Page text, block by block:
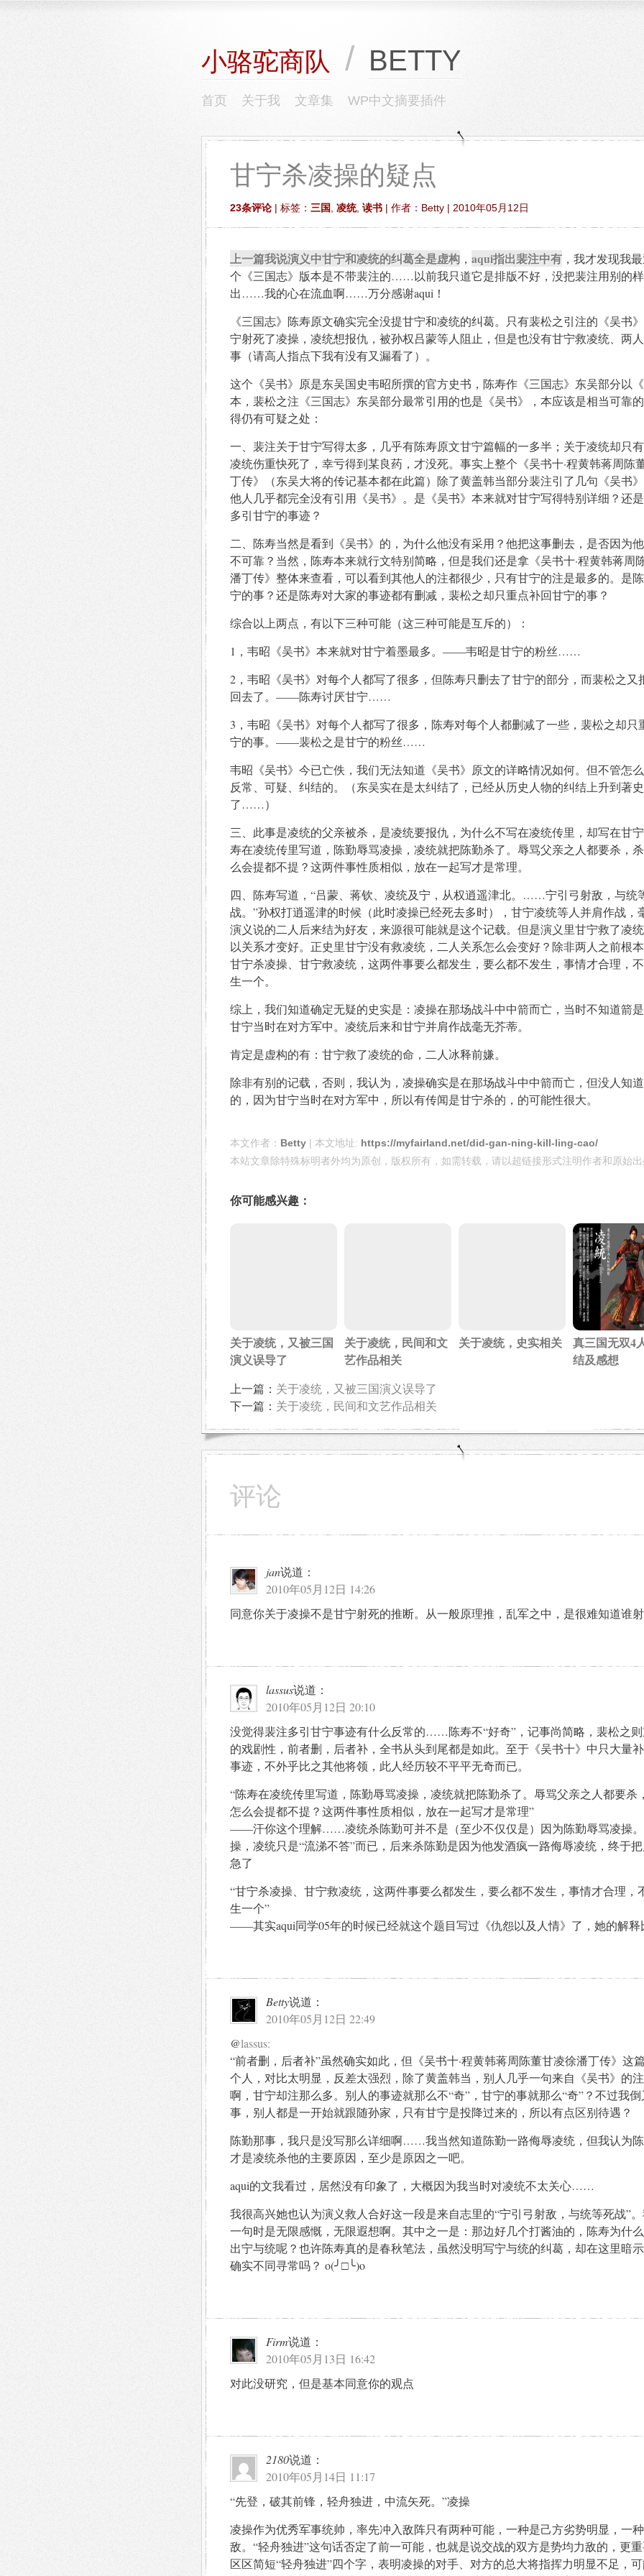
小骆驼商队 / BETTY
首页 关于我 文章集 WP中文摘要插件
甘宁杀凌操的疑点
23条评论| 标签： 三国 凌统, 读书| 作者：Betty | 2010年05月12日
上一篇我说演义中甘宁和凌统的纠葛全是虚构， aqui指出裴注中有，我才发现我
个《三国志》版本是不带裴注的……以前我只道它是排版不好，没把裴注用别的
出……我的心在流血啊……万分感谢aqui！
《三国志》陈寿原文确实完全没提甘宁和凌统的纠葛。只有裴松之引注的《吴书
宁射死了凌操，凌统想报仇，被孙权吕蒙等人阻止，但是也没有甘宁救凌统、两
事（请高人指点下我有没有又漏看了）。
这个《吴书》原是东吴国史韦昭所撰的官方史书，陈寿作《三国志》东吴部分以
本，裴松之注《三国志》东吴部分最常引用的也是《吴书》，本应该是相当可靠
得仍有可疑之处：
一、裴注关于甘宁写得太多，几乎有陈寿原文甘宁篇幅的一多半；关于凌统却只
凌统伤重快死了，幸亏得到某良药，才没死。事实上整个《吴书十·程黄韩蒋周陈
丁传》（东吴大将的传记基本都在此篇）除了黄盖韩当部分裴注引了几句《吴书
他人几乎都完全没有引用《吴书》。是《吴书》本来就对甘宁写得特别详细？还
多引甘宁的事迹？
二、陈寿当然是看到《吴书》的，为什么他没有采用？他把这事删去，是否因为
不可靠？当然，陈寿本来就行文特别简略，但是我们还是拿《吴书十·程黄韩蒋周
潘丁传》整体来查看，可以看到其他人的注都很少，只有甘宁的注是最多的。是
宁的事？还是陈寿对大家的事迹都有删减，裴松之却只重点补回甘宁的事？
综合以上两点，有以下三种可能（这三种可能是互斥的）：
1，韦昭《吴书》本来就对甘宁着墨最多。——韦昭是甘宁的粉丝……
2，韦昭《吴书》对每个人都写了很多，但陈寿只删去了甘宁的部分，而裴松之又
回去了。——陈寿讨厌甘宁……
3，韦昭《吴书》对每个人都写了很多，陈寿对每个人都删减了一些，裴松之却只
宁的事。——裴松之是甘宁的粉丝……
韦昭《吴书》今已亡佚，我们无法知道《吴书》原文的详略情况如何。但不管怎
反常、可疑、纠结的。（东吴实在是太纠结了，已经从历史人物的纠结上升到著
了……）
三、此事是凌统的父亲被杀，是凌统要报仇，为什么不写在凌统传里，却写在甘
寿在凌统传里写道，陈勤辱骂凌操，凌统就把陈勤杀了。辱骂父亲之人都要杀，
么会提都不提？这两件事性质相似，放在一起写才是常理。
四、陈寿写道，“吕蒙、蒋钦、凌统及宁，从权逍遥津北。……宁引弓射敌，与统
战。”孙权打逍遥津的时候（此时凌操已经死去多时），甘宁凌统等人并肩作战，
演义说的二人后来结为好友，来源很可能就是这个记载。但是演义里甘宁救了凌
以关系才变好。正史里甘宁没有救凌统，二人关系怎么会变好？除非两人之前根
甘宁杀凌操、甘宁救凌统，这两件事要么都发生，要么都不发生，事情才合理，
生一个。
综上，我们知道确定无疑的史实是：凌操在那场战斗中中箭而亡，当时不知道箭
甘宁当时在对方军中。凌统后来和甘宁并肩作战毫无芥蒂。
肯定是虚构的有：甘宁救了凌统的命，二人冰释前嫌。
除非有别的记载，否则，我认为，凌操确实是在那场战斗中中箭而亡，但没人知
的，因为甘宁当时在对方军中，所以有传闻是甘宁杀的，的可能性很大。
本文作者： Betty| 本文地址: https://myfairland.net/did-gan-ning-kill-ling-cao/
本站文章除特殊标明者外均为原创，版权所有，如需转载，请以超链接形式注明作者和原始
你可能感兴趣：
关于凌统，又被三国
演义误导了
关于凌统，民间和文
艺作品相关
关于凌统，史实相关
真三国无双4
结及感想
上一篇： 关于凌统，又被三国演义误导了
下一篇： 关于凌统，民间和文艺作品相关
评论
jan说道：
2010年05月12日 14:26
同意你关于凌操不是甘宁射死的推断。从一般原理推，乱军之中，是很难知道谁
lassus说道：
2010年05月12日 20:10
没觉得裴注多引甘宁事迹有什么反常的……陈寿不“好奇”，记事尚简略，裴松之
的戏剧性，前者删，后者补，全书从头到尾都是如此。至于《吴书十》中只大量
事迹，不外乎比之其他将领，此人经历较不平平无奇而已。
“陈寿在凌统传里写道，陈勤辱骂凌操，凌统就把陈勤杀了。辱骂父亲之人都要杀
怎么会提都不提？这两件事性质相似，放在一起写才是常理”
——汗你这个理解……凌统杀陈勤可并不是（至少不仅仅是）因为陈勤辱骂凌操
操，凌统只是“流涕不答”而已，后来杀陈勤是因为他发酒疯一路侮辱凌统，终于
急了
“甘宁杀凌操、甘宁救凌统，这两件事要么都发生，要么都不发生，事情才合理，
生一个”
——其实aqui同学05年的时候已经就这个题目写过《仇怨以及人情》了，她的解释
Betty说道：
2010年05月12日 22:49
@lassus:
“前者删，后者补”虽然确实如此，但《吴书十·程黄韩蒋周陈董甘凌徐潘丁传》这
个人，对比太明显，反差太强烈，除了黄盖韩当，别人几乎一句来自《吴书》的
啊，甘宁却注那么多。别人的事迹就那么不“奇”，甘宁的事就那么“奇”？不过我
事，别人都是一开始就跟随孙家，只有甘宁是投降过来的，所以有点区别待遇？
陈勤那事，我只是没写那么详细啊……我当然知道陈勤一路侮辱凌统，但我认为
才是凌统杀他的主要原因，至少是原因之一吧。
aqui的文我看过，居然没有印象了，大概因为我当时对凌统不太关心……
我很高兴她也认为演义救人合好这一段是来自志里的“宁引弓射敌，与统等死战”
一句时是无限感慨，无限遐想啊。其中之一是：那边好几个打酱油的，陈寿为什
出宁与统呢？也许陈寿真的是春秋笔法，虽然没明写宁与统的纠葛，却在这里暗
确实不同寻常吗？ o(╯□╰)o
Firm说道：
2010年05月13日 16:42
对此没研究，但是基本同意你的观点
2180说道：
2010年05月14日 11:17
“先登，破其前锋，轻舟独进，中流矢死。”凌操
凌操作为优秀军事统帅，率先冲入敌阵只有两种可能，一种是己方劣势明显，一
敌。“轻舟独进”这句话否定了前一可能，也就是说交战的双方是势均力敌的，更
区区简短“轻舟独进”四个字，表明凌操的对手、对方的总大将指挥力明显不足，